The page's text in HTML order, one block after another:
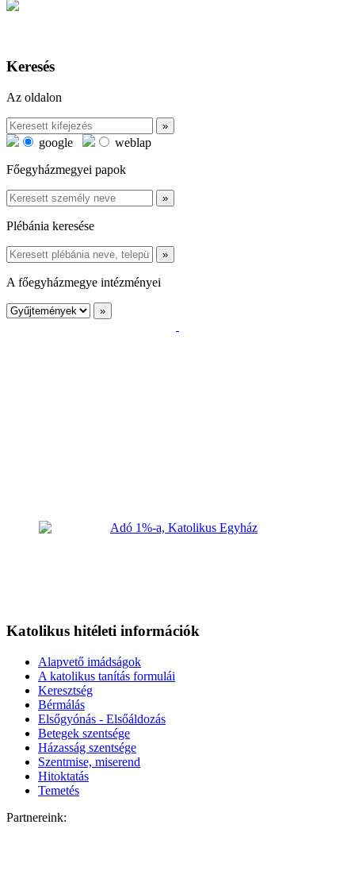
Keresés
Az oldalon
google
weblap
Főegyházmegyei papok
Plébánia keresése
A főegyházmegye intézményei
Katolikus hitéleti információk
Alapvető imádságok
A katolikus tanítás formulái
Keresztség
Bérmálás
Elsőgyónás - Elsőáldozás
Betegek szentsége
Házasság szentsége
Szentmise, miserend
Hitoktatás
Temetés
Partnereink: